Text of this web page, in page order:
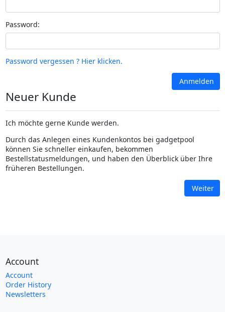
Password:
Password vergessen ? Hier klicken.
Anmelden
Neuer Kunde
Ich möchte gerne Kunde werden.
Durch das Anlegen eines Kundenkontos bei gadgetpool
können Sie schneller einkaufen, bekommen
Bestellstatusmeldungen, und haben den Überblick über Ihre
früheren Bestellungen.
Weiter
Account
Account
Order History
Newsletters